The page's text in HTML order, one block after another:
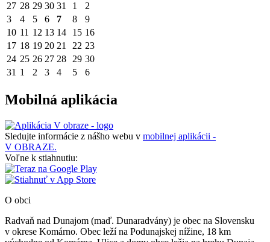
27 28 29 30 31 1
2
3
4 5 6 7 8
9
10 11 12 13 14 15 16
17 18 19 20 21 22 23
24 25 26 27 28 29 30
31 1 2 3 4 5 6
Mobilná aplikácia
Sledujte informácie z nášho webu v mobilnej aplikácii -
V OBRAZE.
Voľne k stiahnutiu:
O obci
Radvaň nad Dunajom (maď. Dunaradvány) je obec na Slovensku
v okrese Komárno. Obec leží na Podunajskej nížine, 18 km